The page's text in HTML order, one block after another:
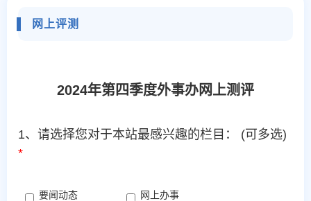
网上评测
2024年第四季度外事办网上测评
1、请选择您对于本站最感兴趣的栏目： (可多选)
*
要闻动态 网上办事